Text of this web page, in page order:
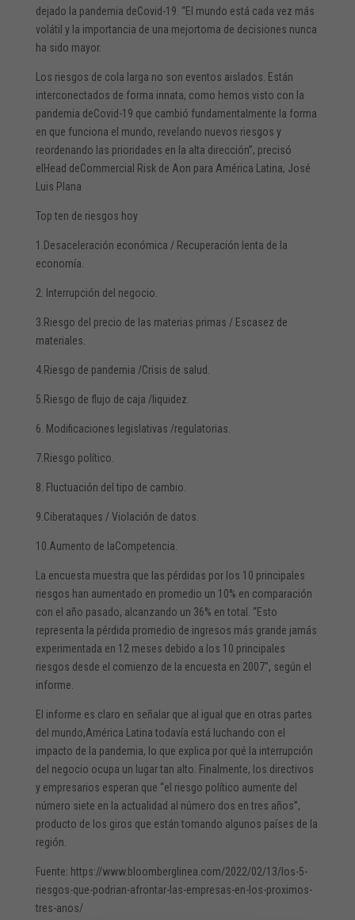
dejado la pandemia deCovid-19. “El mundo está cada vez más
volátil y la importancia de una mejortoma de decisiones nunca
ha sido mayor.
Los riesgos de cola larga no son eventos aislados. Están
interconectados de forma innata, como hemos visto con la
pandemia deCovid-19 que cambió fundamentalmente la forma
en que funciona el mundo, revelando nuevos riesgos y
reordenando las prioridades en la alta dirección”, precisó
elHead deCommercial Risk de Aon para América Latina, José
Luis Plana
Top ten de riesgos hoy
1.Desaceleración económica / Recuperación lenta de la
economía.
2. Interrupción del negocio.
3.Riesgo del precio de las materias primas / Escasez de
materiales.
4.Riesgo de pandemia /Crisis de salud.
5.Riesgo de flujo de caja /liquidez.
6. Modificaciones legislativas /regulatorias.
7.Riesgo político.
8. Fluctuación del tipo de cambio.
9.Ciberataques / Violación de datos.
10.Aumento de laCompetencia.
La encuesta muestra que las pérdidas por los 10 principales
riesgos han aumentado en promedio un 10% en comparación
con el año pasado, alcanzando un 36% en total. “Esto
representa la pérdida promedio de ingresos más grande jamás
experimentada en 12 meses debido a los 10 principales
riesgos desde el comienzo de la encuesta en 2007″, según el
informe.
El informe es claro en señalar que al igual que en otras partes
del mundo,América Latina todavía está luchando con el
impacto de la pandemia, lo que explica por qué la interrupción
del negocio ocupa un lugar tan alto. Finalmente, los directivos
y empresarios esperan que “el riesgo político aumente del
número siete en la actualidad al número dos en tres años”,
producto de los giros que están tomando algunos países de la
región.
Fuente: https://www.bloomberglinea.com/2022/02/13/los-5-
riesgos-que-podrian-afrontar-las-empresas-en-los-proximos-
tres-anos/